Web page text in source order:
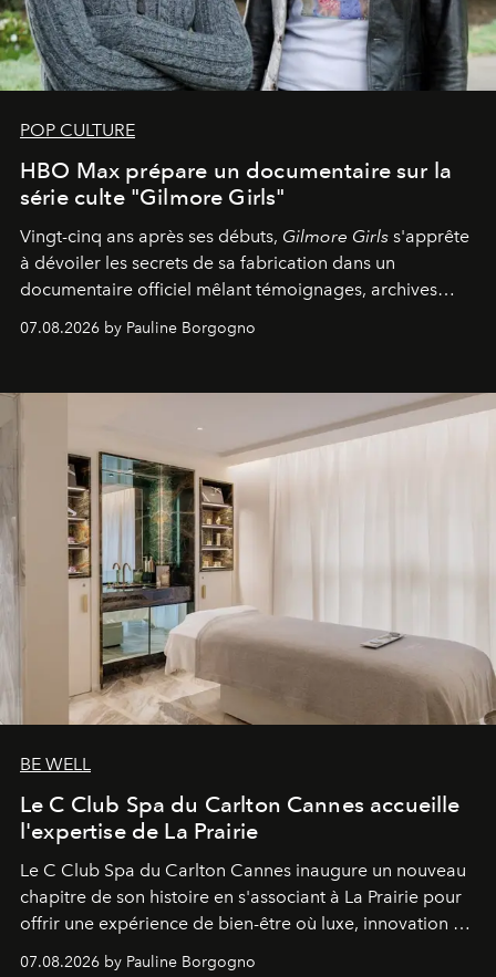
POP CULTURE
HBO Max prépare un documentaire sur la
série culte "Gilmore Girls"
Vingt-cinq ans après ses débuts, Gilmore Girls s'apprête
à dévoiler les secrets de sa fabrication dans un
documentaire officiel mêlant témoignages, archives
inédites et plongée dans les coulisses d'un phénomène
générationnel.
07.08.2026 by Pauline Borgogno
BE WELL
Le C Club Spa du Carlton Cannes accueille
l'expertise de La Prairie
Le C Club Spa du Carlton Cannes inaugure un nouveau
chapitre de son histoire en s'associant à La Prairie pour
offrir une expérience de bien-être où luxe, innovation et
expertise se rencontrent.
07.08.2026 by Pauline Borgogno